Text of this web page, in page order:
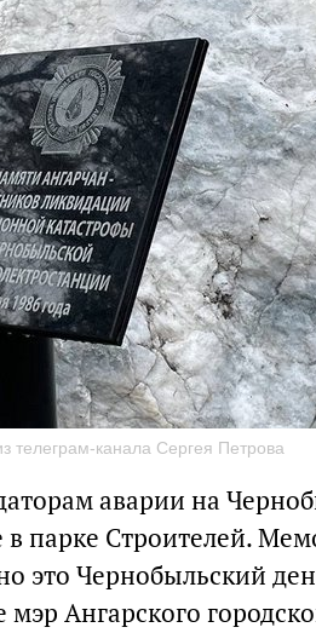
телеграм-канала Сергея Петрова
аварии на
в парке Строителей.
это Чернобыльский
Ангарского